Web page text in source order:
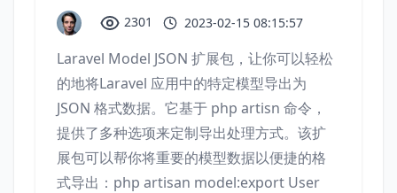
2301 2023-02-15 08:15:57
Laravel Model JSON 扩展包，让你可以轻松
的地将Laravel 应用中的特定模型导出为
JSON 格式数据。它基于 php artisn 命令，
提供了多种选项来定制导出处理方式。该扩
展包可以帮你将重要的模型数据以便捷的格
式导出：php artisan model:export User